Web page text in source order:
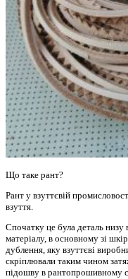
Що таке рант?
Рант у взуттєвій
взуття.
Спочатку це була деталь низу
матеріалу, в основному зі
дублення, яку взуттєві
скріплювали таким чином
підошву в рантопрошивному